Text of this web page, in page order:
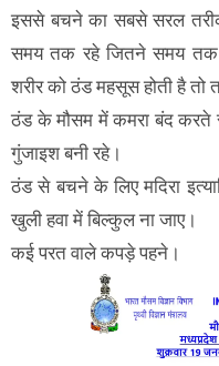
इससे बचने का सबसे सरल
समय तक रहे जितने समय तक
शरीर को ठंड महसूस होती है
ठंड के मौसम में कमरा बंद
गुंजाइश बनी रहे।
ठंड से बचने के लिए मदिरा
खुली हवा में बिल्कुल ना जाए।
कई परत वाले कपड़े पहने।